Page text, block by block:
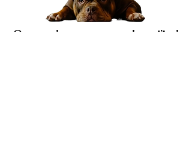
Ce que je propose aujourd’hui